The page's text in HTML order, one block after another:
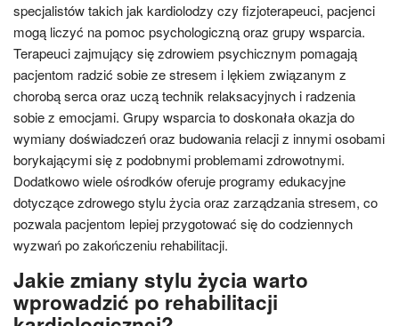
specjalistów takich jak kardiolodzy czy fizjoterapeuci, pacjenci
mogą liczyć na pomoc psychologiczną oraz grupy wsparcia.
Terapeuci zajmujący się zdrowiem psychicznym pomagają
pacjentom radzić sobie ze stresem i lękiem związanym z
chorobą serca oraz uczą technik relaksacyjnych i radzenia
sobie z emocjami. Grupy wsparcia to doskonała okazja do
wymiany doświadczeń oraz budowania relacji z innymi osobami
borykającymi się z podobnymi problemami zdrowotnymi.
Dodatkowo wiele ośrodków oferuje programy edukacyjne
dotyczące zdrowego stylu życia oraz zarządzania stresem, co
pozwala pacjentom lepiej przygotować się do codziennych
wyzwań po zakończeniu rehabilitacji.
Jakie zmiany stylu życia warto
wprowadzić po rehabilitacji